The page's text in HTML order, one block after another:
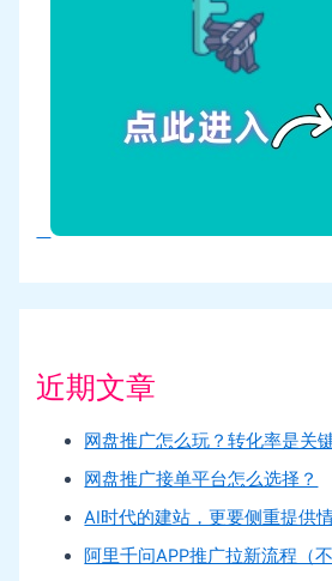
近期文章
网盘推广怎么玩？转化率是关
网盘推广接单平台怎么选择？
AI时代的建站，更要侧重提供
阿里千问APP推广拉新流程（